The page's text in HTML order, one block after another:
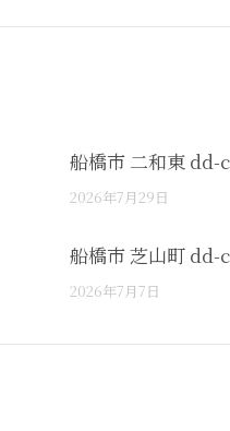
船橋市 二和東 dd-
2026年7月29日
船橋市 芝山町 dd-
2026年7月7日